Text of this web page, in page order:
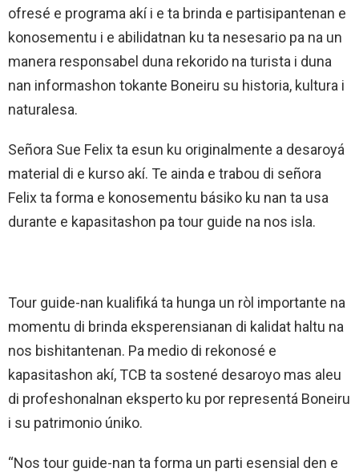
ofresé e programa akí i e ta brinda e partisipantenan e
konosementu i e abilidatnan ku ta nesesario pa na un
manera responsabel duna rekorido na turista i duna
nan informashon tokante Boneiru su historia, kultura i
naturalesa.
Señora Sue Felix ta esun ku originalmente a desaroyá
material di e kurso akí. Te ainda e trabou di señora
Felix ta forma e konosementu básiko ku nan ta usa
durante e kapasitashon pa tour guide na nos isla.
Tour guide-nan kualifiká ta hunga un ròl importante na
momentu di brinda eksperensianan di kalidat haltu na
nos bishitantenan. Pa medio di rekonosé e
kapasitashon akí, TCB ta sostené desaroyo mas aleu
di profeshonalnan eksperto ku por representá Boneiru
i su patrimonio úniko.
“Nos tour guide-nan ta forma un parti esensial den e